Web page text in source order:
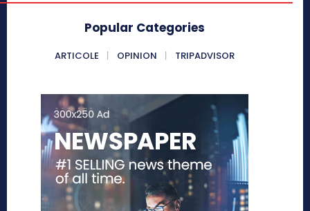
Popular Categories
ARTICOLE OPINION TRIPADVISOR